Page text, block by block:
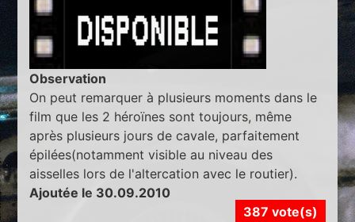
Observation
On peut remarquer à plusieurs moments dans le
film que les 2 héroïnes sont toujours, même
après plusieurs jours de cavale, parfaitement
épilées(notamment visible au niveau des
aisselles lors de l'altercation avec le routier).
Ajoutée le 30.09.2010
387 vote(s)